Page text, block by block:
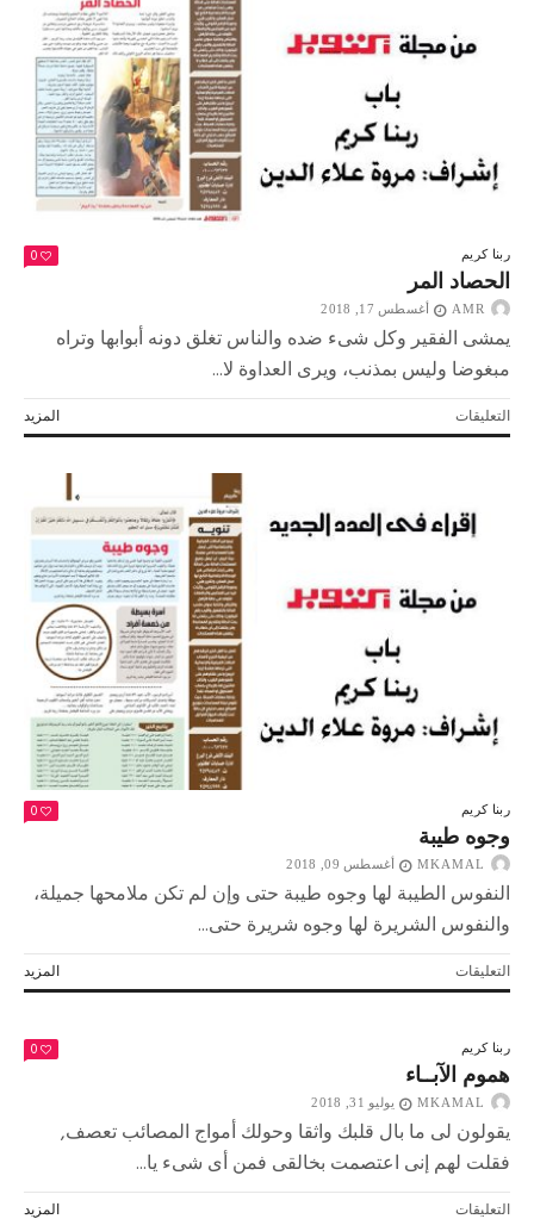
ربنا كريم 0
الحصاد المر
AMR أغسطس 17, 2018
يمشى الفقير وكل شىء ضده والناس تغلق دونه أبوابها وتراه
مبغوضا وليس بمذنب، ويرى العداوة لا...
المزيد التعليقاتعلى
الحصاد
ربنا كريم 0
وجوه طيبة
MKAMAL أغسطس 09, 2018
النفوس الطيبة لها وجوه طيبة حتى وإن لم تكن ملامحها جميلة،
والنفوس الشريرة لها وجوه شريرة حتى...
المزيد التعليقاتعلى
وجوه
ربنا كريم 0
هموم الآبــاء
MKAMAL يوليو 31, 2018
يقولون لى ما بال قلبك واثقا وحولك أمواج المصائب تعصف,
فقلت لهم إنى اعتصمت بخالقى فمن أى شىء يا...
المزيد التعليقاتعلى